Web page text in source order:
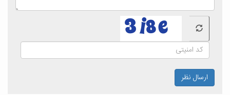
ارسال نظر